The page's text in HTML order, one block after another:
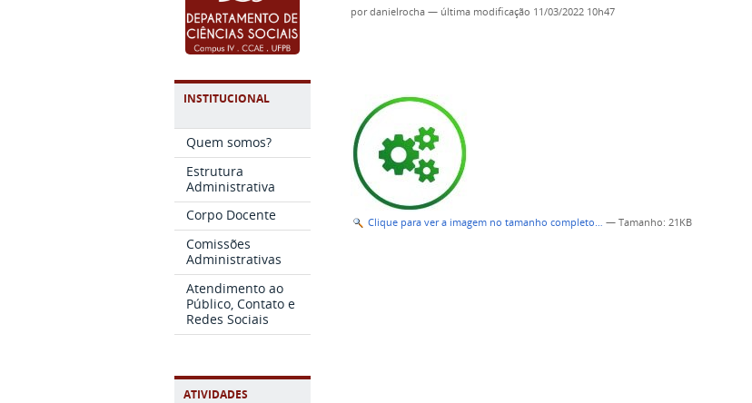
INSTITUCIONAL
Quem somos?
Estrutura
Administrativa
Corpo Docente
Comissões
Administrativas
Atendimento ao
Público, Contato e
Redes Sociais
ATIVIDADES
pordanielrocha — última modificação 11/03/2022 10h47
Clique para ver a imagem no tamanho completo… —Tamanho: 21KB